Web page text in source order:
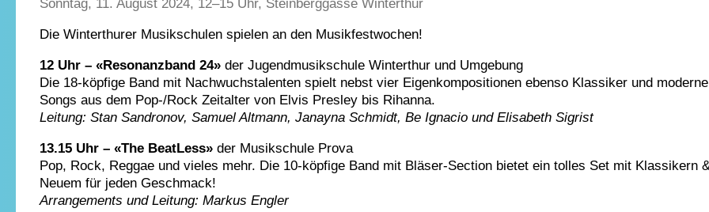
Sonntag, 11. August 2024, 12–15 Uhr, Steinberggasse Winterthur
Die Winterthurer Musikschulen spielen an den Musikfestwochen!
12 Uhr – «Resonanzband 24» der Jugendmusikschule Winterthur und Umgebung
Die 18-köpfige Band mit Nachwuchstalenten spielt nebst vier Eigenkompositionen ebenso Klassiker und moderne
Songs aus dem Pop-/Rock Zeitalter von Elvis Presley bis Rihanna.
Leitung: Stan Sandronov, Samuel Altmann, Janayna Schmidt, Be Ignacio und Elisabeth Sigrist
13.15 Uhr – «The BeatLess» der Musikschule Prova
Pop, Rock, Reggae und vieles mehr. Die 10-köpfige Band mit Bläser-Section bietet ein tolles Set mit Klassikern
Neuem für jeden Geschmack!
Arrangements und Leitung: Markus Engler